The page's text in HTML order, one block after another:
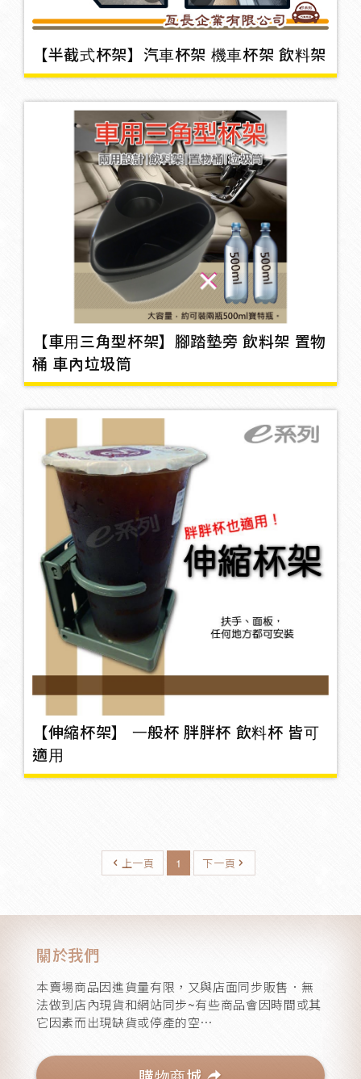
【半截式杯架】汽車杯架 機車杯架 飲料架
【車用三角型杯架】腳踏墊旁 飲料架 置物
桶 車內垃圾筒
【伸縮杯架】 一般杯 胖胖杯 飲料杯 皆可
適用
上一頁 1 下一頁
垃圾桶 8
鑰匙圈/吊飾 3
網兜 2
掛勾
3M雙面膠 6
保養劑/補胎劑 2
反光片/貼紙26
車外絡鏡/藍鏡
靜電條
風嘴帽12
旗桿
開壓劑/錶
煞車燈/車頭燈/LED燈
關於我們
本賣場商品因進貨量有限，又與店面同步販售．無
法做到店內現貨和網站同步~有些商品會因時間或其
它因素而出現缺貨或停產的空⋯